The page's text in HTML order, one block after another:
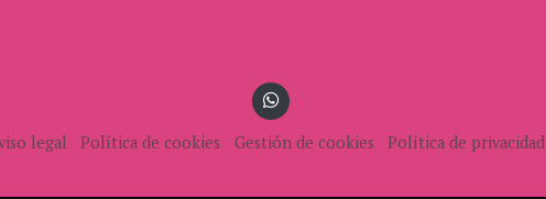
legal Política de cookies Gestión de cookies Política de privacidad